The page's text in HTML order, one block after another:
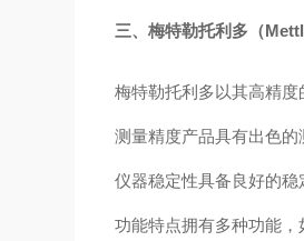
三、梅特勒托利多（
梅特勒托利多以其高精度
测量精度产品具有出色的
仪器稳定性具备良好的稳
功能特点拥有多种功能，